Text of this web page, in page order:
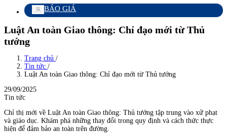
BÁO GIÁ
Luật An toàn Giao thông: Chỉ đạo mới từ Thủ
tướng
Trang chủ /
Tin tức /
Luật An toàn Giao thông: Chỉ đạo mới từ Thủ tướng
29/09/2025
Tin tức
Chỉ thị mới về Luật An toàn Giao thông: Thủ tướng tập trung vào xử phạt
và giáo dục. Khám phá những thay đổi trong quy định và cách thức thực
hiện để đảm bảo an toàn trên đường.